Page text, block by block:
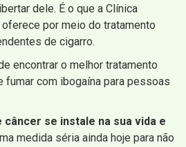
dele. É o que a Clínica
por meio do tratamento
de cigarro.
encontrar o melhor tratamento
fumar com ibogaína para pessoas
câncer se instale na sua vida e
medida séria ainda hoje para não